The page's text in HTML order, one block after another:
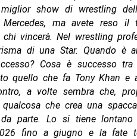
show di wrestling
ma avete reso il
vincerà. Nel wrestling
di una Star. Quando è
Cosa è successo
quello che fa Tony Khan e
a volte sembra che,
qualcosa che crea una
parte. Lo si tiene
fino a giugno e la fate